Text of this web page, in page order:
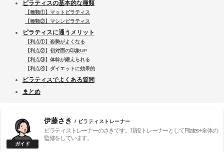
ピラティスの基本的な種類
【種類①】マットピラティス
【種類②】マシンピラティス
ピラティスに通うメリット
【利点①】姿勢がよくなる
【利点②】初対面の印象UP
【利点③】体幹が鍛えられる
【利点④】ダイエットに効果的
ピラティスでよくある質問
まとめ
伊藤さき / ピラティストレーナー
ピラティストレーナーのさきです。現役トレーナーとしてPilates+全体の
監修をしています。